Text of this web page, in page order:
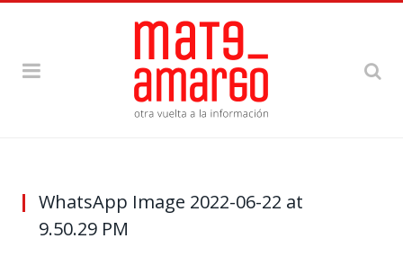
WhatsApp Image 2022-06-22 at
9.50.29 PM